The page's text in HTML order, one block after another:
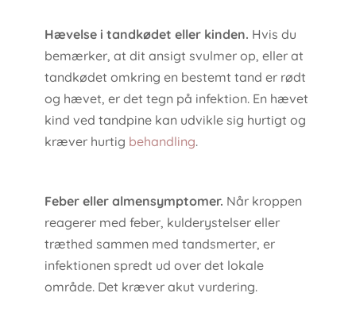
Hævelse i tandkødet eller kinden. Hvis du
bemærker, at dit ansigt svulmer op, eller at
tandkødet omkring en bestemt tand er rødt
og hævet, er det tegn på infektion. En hævet
kind ved tandpine kan udvikle sig hurtigt og
kræver hurtig behandling.
Feber eller almensymptomer. Når kroppen
reagerer med feber, kulderystelser eller
træthed sammen med tandsmerter, er
infektionen spredt ud over det lokale
område. Det kræver akut vurdering.